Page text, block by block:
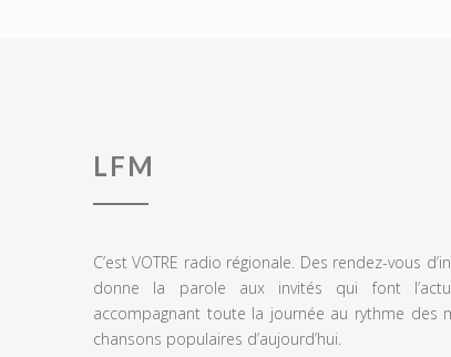
LFM
C’est VOTRE radio régionale. Des rendez-vous
donne la parole aux invités qui font
accompagnant toute la journée au rythme des
chansons populaires d’aujourd’hui.